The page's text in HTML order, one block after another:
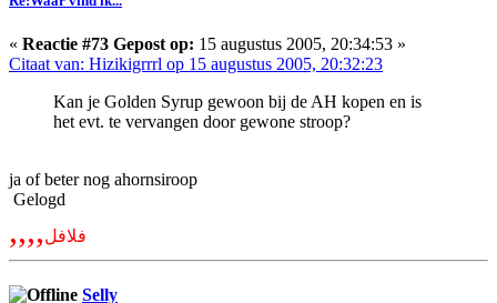
« Reactie #73 Gepost op: 15 augustus 2005, 20:34:53 »
Citaat van: Hizikigrrrl op 15 augustus 2005, 20:32:23
Kan je Golden Syrup gewoon bij de AH kopen en is
het evt. te vervangen door gewone stroop?
ja of beter nog ahornsiroop
Gelogd
,,,,فلافل
Selly